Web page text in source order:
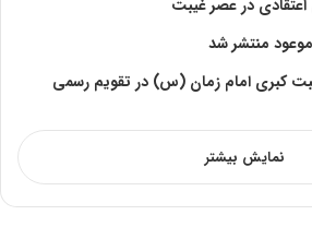
کبری امام زمان (س) در تقویم رسمی
نمایش بیشتر